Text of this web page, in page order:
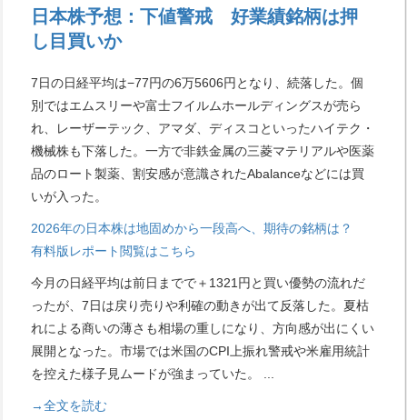
日本株予想：下値警戒 好業績銘柄は押
し目買いか
7日の日経平均は−77円の6万5606円となり、続落した。個
別ではエムスリーや富士フイルムホールディングスが売ら
れ、レーザーテック、アマダ、ディスコといったハイテク・
機械株も下落した。一方で非鉄金属の三菱マテリアルや医薬
品のロート製薬、割安感が意識されたAbalanceなどには買
いが入った。
2026年の日本株は地固めから一段高へ、期待の銘柄は？
有料版レポート閲覧はこちら
今月の日経平均は前日までで＋1321円と買い優勢の流れだ
ったが、7日は戻り売りや利確の動きが出て反落した。夏枯
れによる商いの薄さも相場の重しになり、方向感が出にくい
展開となった。市場では米国のCPI上振れ警戒や米雇用統計
を控えた様子見ムードが強まっていた。
...
→全文を読む